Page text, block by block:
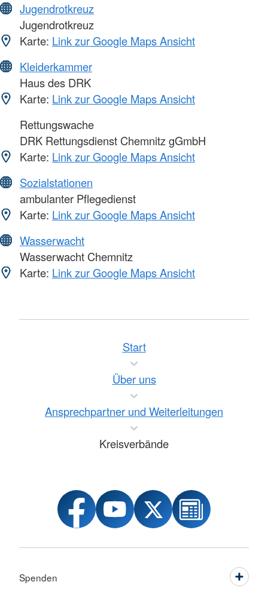
Jugendrotkreuz
Jugendrotkreuz
Karte: Link zur Google Maps Ansicht
Kleiderkammer
Haus des DRK
Karte: Link zur Google Maps Ansicht
Rettungswache
DRK Rettungsdienst Chemnitz gGmbH
Karte: Link zur Google Maps Ansicht
Sozialstationen
ambulanter Pflegedienst
Karte: Link zur Google Maps Ansicht
Wasserwacht
Wasserwacht Chemnitz
Karte: Link zur Google Maps Ansicht
Start
Über uns
Ansprechpartner und Weiterleitungen
Kreisverbände
Spenden